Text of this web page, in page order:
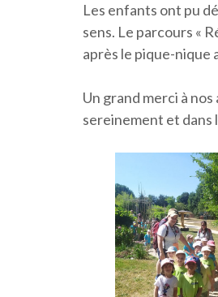
Les enfants ont pu
sens. Le parcours «
après le pique-nique
Un grand merci à
sereinement et dans